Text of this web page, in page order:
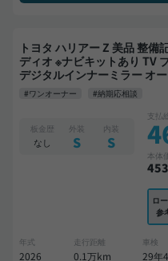
トヨタ ハリアー Z 美品 整備記録簿あり ディスプレイオー
ディオ ※ナビキットあり TV
デジタルインナーミラー オ
ETC サンルーフ 電動バック
メラ ドライブレコーダー フ
#ワンオーナー #納期応相談
板金歴
なし
外装
S
内装
S
支払
本体
453
ロ
参
年式
2026
走行距離
0.1万km
車検
29年